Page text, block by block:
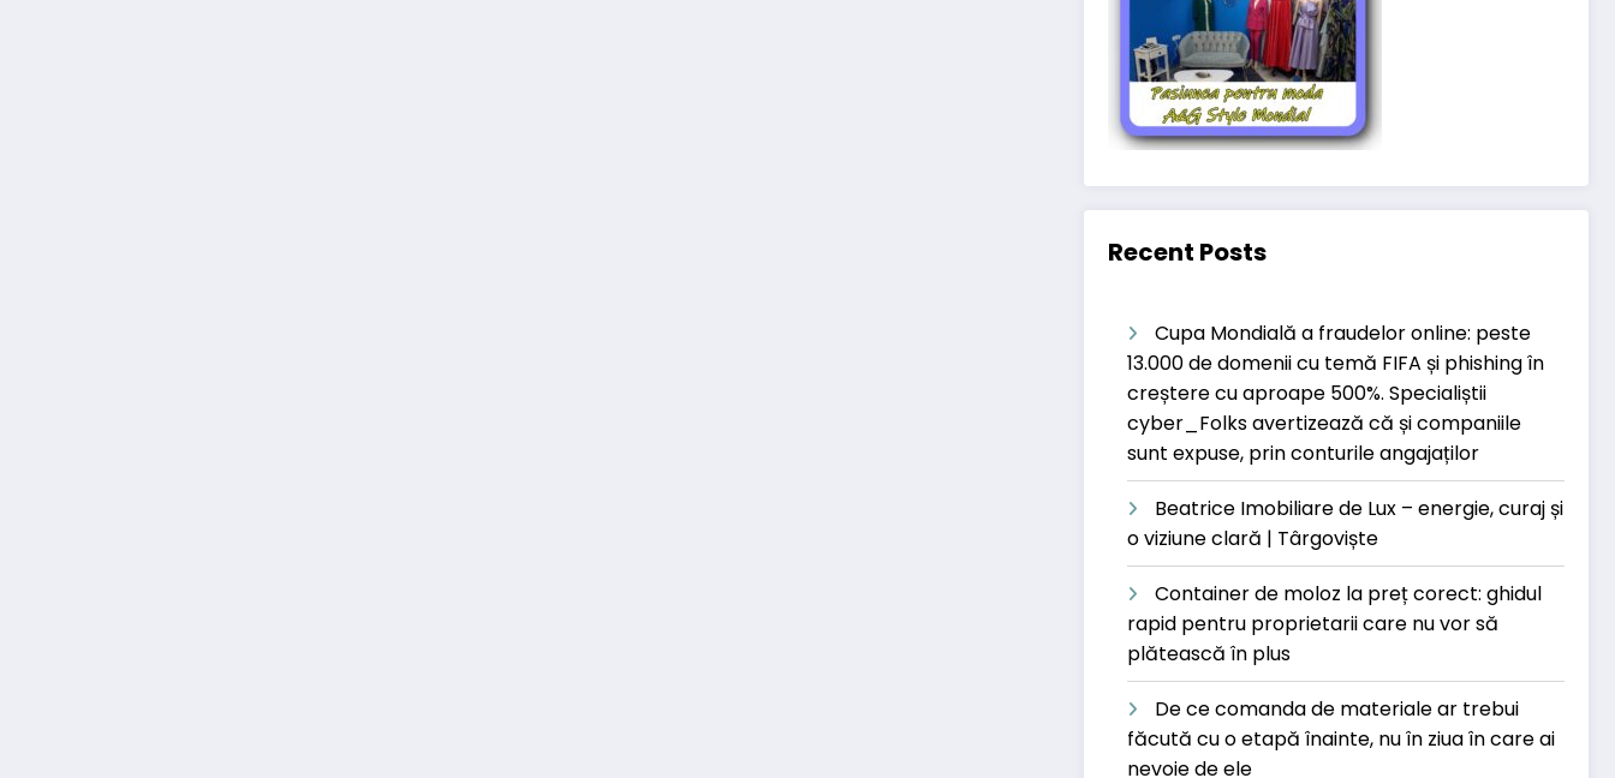
Recent Posts
Cupa Mondială a fraudelor online: peste
13.000 de domenii cu temă FIFA și phishing în
creștere cu aproape 500%. Specialiștii
cyber_Folks avertizează că și companiile
sunt expuse, prin conturile angajaților
Beatrice Imobiliare de Lux – energie, curaj și
o viziune clară | Târgoviște
Container de moloz la preț corect: ghidul
rapid pentru proprietarii care nu vor să
plătească în plus
De ce comanda de materiale ar trebui
făcută cu o etapă înainte, nu în ziua în care ai
nevoie de ele